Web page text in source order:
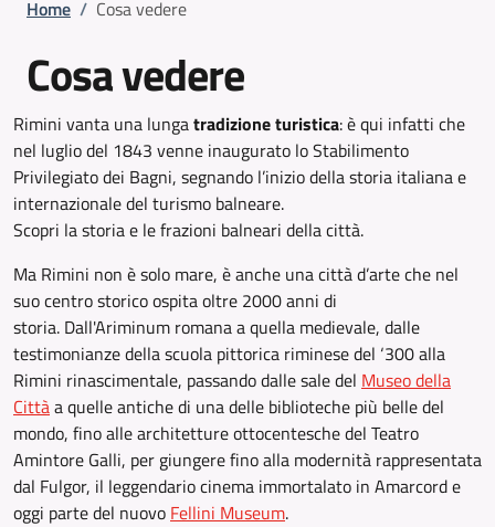
Home / Cosa vedere
Cosa vedere
Rimini vanta una lungatradizione turistica: è qui infatti che
nel luglio del 1843 venne inaugurato lo Stabilimento
Privilegiato dei Bagni, segnando l’inizio della storia italiana e
internazionale del turismo balneare.
Scopri la storia e le frazioni balneari della città.
Ma Rimini non è solo mare, è anche una città d’arte che nel
suo centro storico ospita oltre 2000 anni di
storia. Dall'Ariminum romana a quella medievale, dalle
testimonianze della scuola pittorica riminese del ‘300 alla
Rimini rinascimentale, passando dalle sale del Museo della
Cittàa quelle antiche di una delle biblioteche più belle del
mondo, fino alle architetture ottocentesche del Teatro
Amintore Galli, per giungere fino alla modernità rappresentata
dal Fulgor, il leggendario cinema immortalato in Amarcord e
oggi parte del nuovo Fellini Museum.